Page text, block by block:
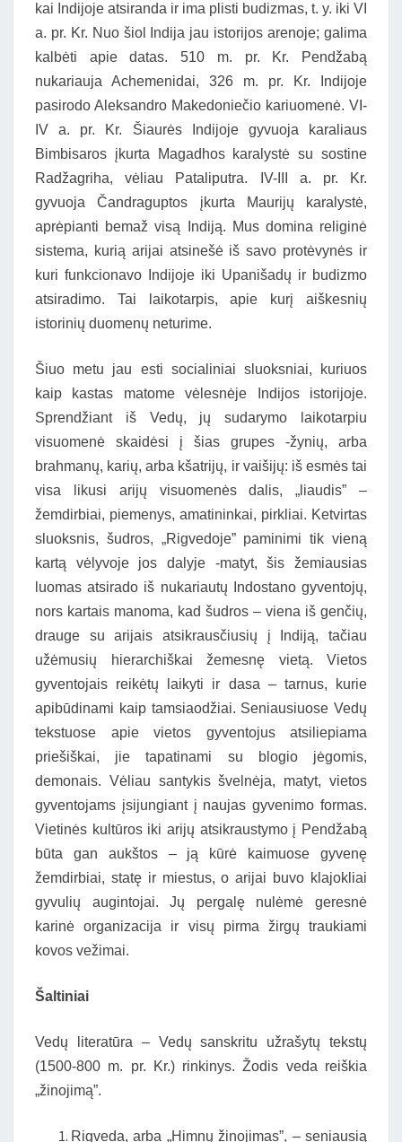
kai Indijoje atsiranda ir ima plisti budizmas, t. y. iki VI
a. pr. Kr. Nuo šiol Indija jau istorijos arenoje; galima
kalbėti apie datas. 510 m. pr. Kr. Pendžabą
nukariauja Achemenidai, 326 m. pr. Kr. Indijoje
pasirodo Aleksandro Makedoniečio kariuomenė. VI-
IV a. pr. Kr. Šiaurės Indijoje gyvuoja karaliaus
Bimbisaros įkurta Magadhos karalystė su sostine
Radžagriha, vėliau Pataliputra. IV-III a. pr. Kr.
gyvuoja Čandraguptos įkurta Maurijų karalystė,
aprėpianti bemaž visą Indiją. Mus domina religinė
sistema, kurią arijai atsinešė iš savo protėvynės ir
kuri funkcionavo Indijoje iki Upanišadų ir budizmo
atsiradimo. Tai laikotarpis, apie kurį aiškesnių
istorinių duomenų neturime.
Šiuo metu jau esti socialiniai sluoksniai, kuriuos
kaip kastas matome vėlesnėje Indijos istorijoje.
Sprendžiant iš Vedų, jų sudarymo laikotarpiu
visuomenė skaidėsi į šias grupes -žynių, arba
brahmanų, karių, arba kšatrijų, ir vaišijų: iš esmės tai
visa likusi arijų visuomenės dalis, „liaudis” –
žemdirbiai, piemenys, amatininkai, pirkliai. Ketvirtas
sluoksnis, šudros, „Rigvedoje” paminimi tik vieną
kartą vėlyvoje jos dalyje -matyt, šis žemiausias
luomas atsirado iš nukariautų Indostano gyventojų,
nors kartais manoma, kad šudros – viena iš genčių,
drauge su arijais atsikrausčiusių į Indiją, tačiau
užėmusių hierarchiškai žemesnę vietą. Vietos
gyventojais reikėtų laikyti ir dasa – tarnus, kurie
apibūdinami kaip tamsiaodžiai. Seniausiuose Vedų
tekstuose apie vietos gyventojus atsiliepiama
priešiškai, jie tapatinami su blogio jėgomis,
demonais. Vėliau santykis švelnėja, matyt, vietos
gyventojams įsijungiant į naujas gyvenimo formas.
Vietinės kultūros iki arijų atsikraustymo į Pendžabą
būta gan aukštos – ją kūrė kaimuose gyvenę
žemdirbiai, statę ir miestus, o arijai buvo klajokliai
gyvulių augintojai. Jų pergalę nulėmė geresnė
karinė organizacija ir visų pirma žirgų traukiami
kovos vežimai.
Šaltiniai
Vedų literatūra – Vedų sanskritu užrašytų tekstų
(1500-800 m. pr. Kr.) rinkinys. Žodis veda reiškia
„žinojimą”.
Rigveda, arba „Himnų žinojimas”, – seniausią